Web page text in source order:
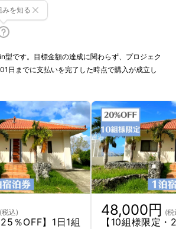
スからは、石垣島のエメラルド
一望。
みを知る
型です。目標金額の達成に関わらず、プロジェク
日までに支払いを完了した時点で購入が成立し
(税込)
％OFF】1日1組
48,000円 (税
【10組様限定